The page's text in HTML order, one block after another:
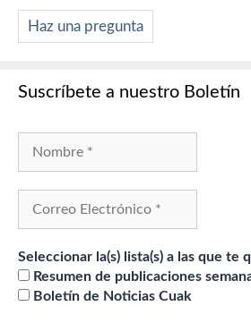
Haz una pregunta
Suscríbete a nuestro Boletín
Seleccionar la(s) lista(s) a las que te
Resumen de publicaciones
Boletín de Noticias Cuak